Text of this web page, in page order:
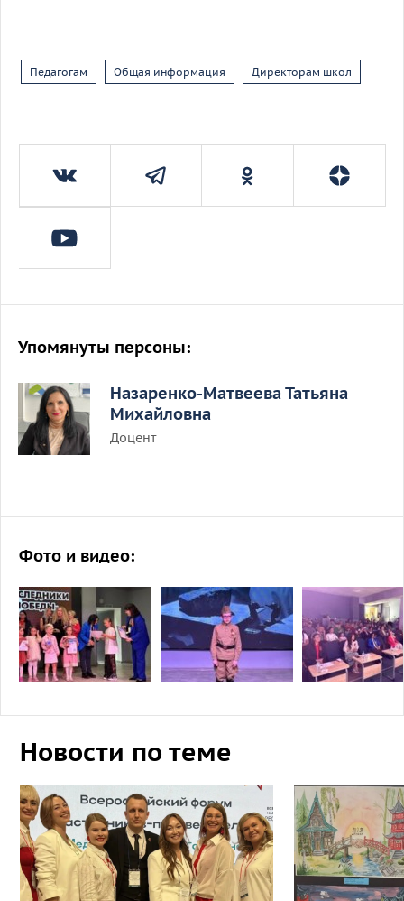
Педагогам Общая информация Директорам школ
Упомянуты персоны:
Назаренко-Матвеева Татьяна
Михайловна
Доцент
Фото и видео:
Новости по теме